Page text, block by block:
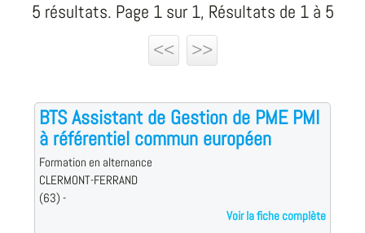
5 résultats. Page 1 sur 1, Résultats de 1 à 5
<<
>>
BTS Assistant de Gestion de PME PMI
à référentiel commun européen
Formation en alternance
CLERMONT-FERRAND
(63) -
Voir la fiche complète